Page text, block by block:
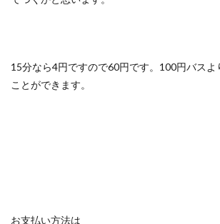
15分なら4円ですので60円です。100円バスよ
ことができます。
お支払い方法は